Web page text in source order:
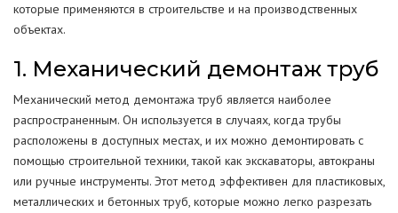
которые применяются в строительстве и на производственных
объектах.
1. Механический демонтаж труб
Механический метод демонтажа труб является наиболее
распространенным. Он используется в случаях, когда трубы
расположены в доступных местах, и их можно демонтировать с
помощью строительной техники, такой как экскаваторы, автокраны
или ручные инструменты. Этот метод эффективен для пластиковых,
металлических и бетонных труб, которые можно легко разрезать